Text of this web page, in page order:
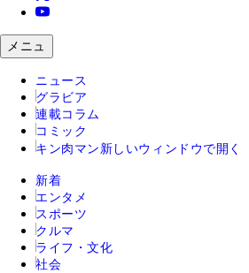
メニュ
ニュース
グラビア
連載コラム
コミック
キン肉マン 新しいウィンドウで開く
新着
エンタメ
スポーツ
クルマ
ライフ・文化
社会